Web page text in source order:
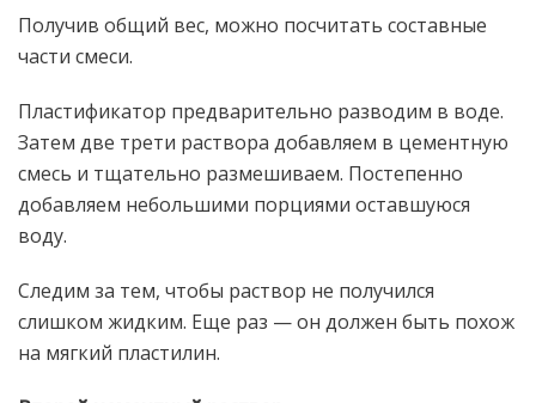
Получив общий вес, можно посчитать составные
части смеси.
Пластификатор предварительно разводим в воде.
Затем две трети раствора добавляем в цементную
смесь и тщательно размешиваем. Постепенно
добавляем небольшими порциями оставшуюся
воду.
Следим за тем, чтобы раствор не получился
слишком жидким. Еще раз — он должен быть похож
на мягкий пластилин.